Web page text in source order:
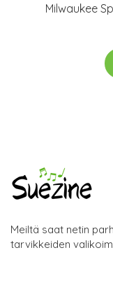
Milwaukee
Meiltä saat netin
tarvikkeiden